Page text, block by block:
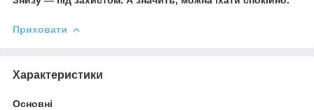
Приховати
Характеристики
Основні